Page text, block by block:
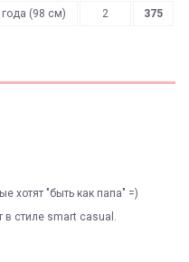
(98 см) 2 375
хотят "быть как папа" =)
в стиле smart casual.